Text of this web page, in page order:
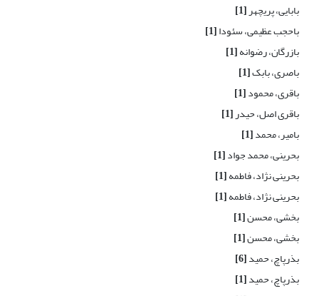
بابایی، پریچهر[1]
باحجب عظیمی، سئودا[1]
بازرگان، رضوانه[1]
باصری، بابک[1]
باقری، محمود[1]
باقری اصل، حیدر[1]
بامیر، محمد[1]
بحرینی، محمد جواد[1]
بحرینی نژاد، فاطمه[1]
بحرینی نژاد، فاطمه[1]
بخشی، محسن[1]
بخشی، محسن[1]
بذرپاچ، حمید[6]
بذرپاچ، حمید[1]